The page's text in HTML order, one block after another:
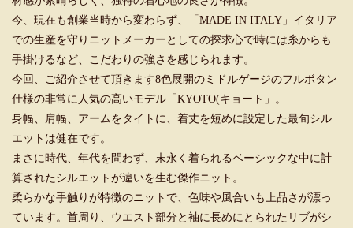
今、現在も創業当時から変わらず、「MADE IN ITALY」イタリア
での生産を守りニットメーカーとしての探求心で時には糸からも
手掛けるなど、こだわりの強さを感じられます。
今回、ご紹介させて頂きます8色展開のミドルゲージのフルボタン
仕様の非常に人気の高いモデル「KYOTO(キョート」。
身幅、肩幅、アームをタイトに、着丈を短めに設定した最旬シル
エットは健在です。
まさに時代、年代を問わず、末永く着られるベーシックな中に計
算されたシルエットが違いを生む傑作ニット。
柔らかな手触りが特徴のニットで、色味や風合いも上品さが漂っ
ています。首周り、ウエスト部分と袖に長めにとられたリブがシ